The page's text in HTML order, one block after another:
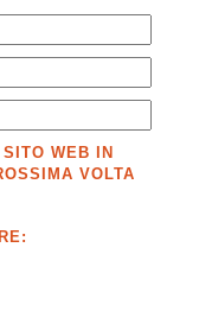
WEB IN
VOLTA